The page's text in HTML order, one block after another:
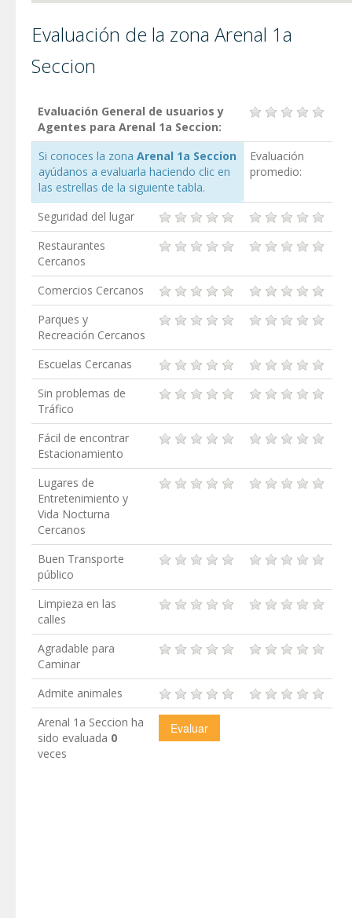
Evaluación de la zona Arenal 1a
Seccion
Evaluación General de usuarios y
Agentes para Arenal 1a Seccion:
Si conoces la zona Arenal 1a Seccion
ayúdanos a evaluarla haciendo clic en
las estrellas de la siguiente tabla.
Evaluación
promedio:
Seguridad del lugar
Restaurantes
Cercanos
Comercios Cercanos
Parques y
Recreación Cercanos
Escuelas Cercanas
Sin problemas de
Tráfico
Fácil de encontrar
Estacionamiento
Lugares de
Entretenimiento y
Vida Nocturna
Cercanos
Buen Transporte
público
Limpieza en las
calles
Agradable para
Caminar
Admite animales
Arenal 1a Seccion ha
sido evaluada 0
veces